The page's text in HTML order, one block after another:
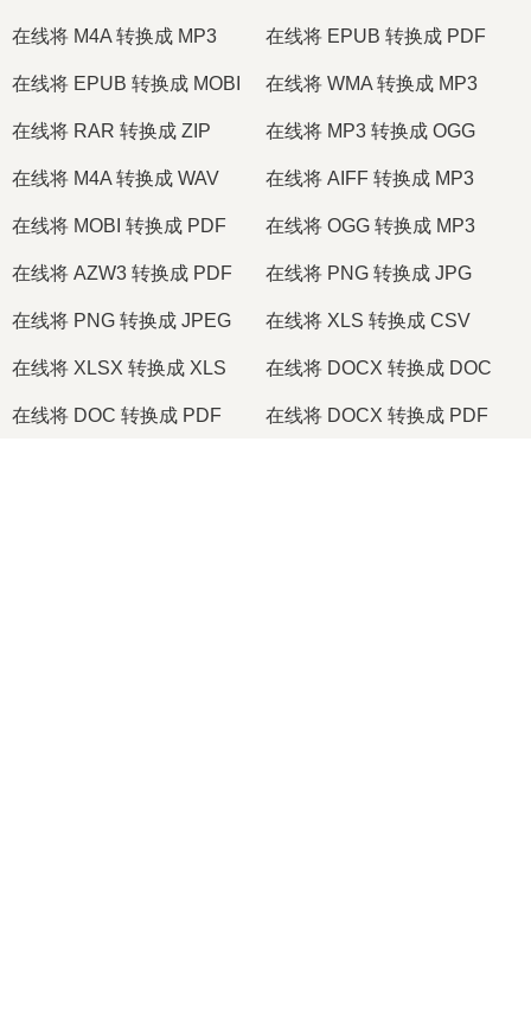
在线将 M4A 转换成 MP3 在线将 EPUB 转换成 PDF
在线将 EPUB 转换成 MOBI 在线将 WMA 转换成 MP3
在线将 RAR 转换成 ZIP 在线将 MP3 转换成 OGG
在线将 M4A 转换成 WAV 在线将 AIFF 转换成 MP3
在线将 MOBI 转换成 PDF 在线将 OGG 转换成 MP3
在线将 AZW3 转换成 PDF 在线将 PNG 转换成 JPG
在线将 PNG 转换成 JPEG 在线将 XLS 转换成 CSV
在线将 XLSX 转换成 XLS 在线将 DOCX 转换成 DOC
在线将 DOC 转换成 PDF 在线将 DOCX 转换成 PDF